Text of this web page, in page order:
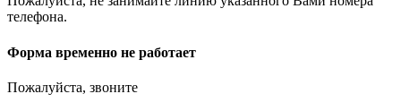
телефона.
Форма временно не работает
Пожалуйста, звоните